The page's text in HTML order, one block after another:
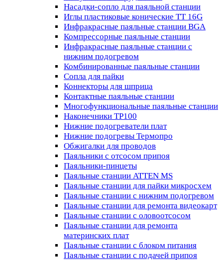
Насадки-сопло для паяльной станции
Иглы пластиковые конические TT 16G
Инфракрасные паяльные станции BGA
Компрессорные паяльные станции
Инфракрасные паяльные станции с
нижним подогревом
Комбинированные паяльные станции
Сопла для пайки
Коннекторы для шприца
Контактные паяльные станции
Многофункциональные паяльные станции
Наконечники TP100
Нижние подогреватели плат
Нижние подогревы Термопро
Обжигалки для проводов
Паяльники с отсосом припоя
Паяльники-пинцеты
Паяльные станции ATTEN MS
Паяльные станции для пайки микросхем
Паяльные станции с нижним подогревом
Паяльные станции для ремонта видеокарт
Паяльные станции с оловоотсосом
Паяльные станции для ремонта
материнских плат
Паяльные станции с блоком питания
Паяльные станции с подачей припоя